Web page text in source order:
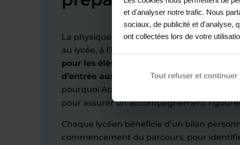
et d'analyser notre trafic. Nous
sociaux, de publicité et d'analyse,
ont collectées lors de votre
Tout refuser et continuer
La physique-chimie est connue pour être
au lycée, à l’image des maths.
pour les élèves visant une prépa
d’entrée aux grandes écoles d’ingénieurs
pourquoi Acadomia mobilise ses
pour assurer un accompagnement
Chaque lycéen bénéficie d’un bilan
commencement du parcours, pour